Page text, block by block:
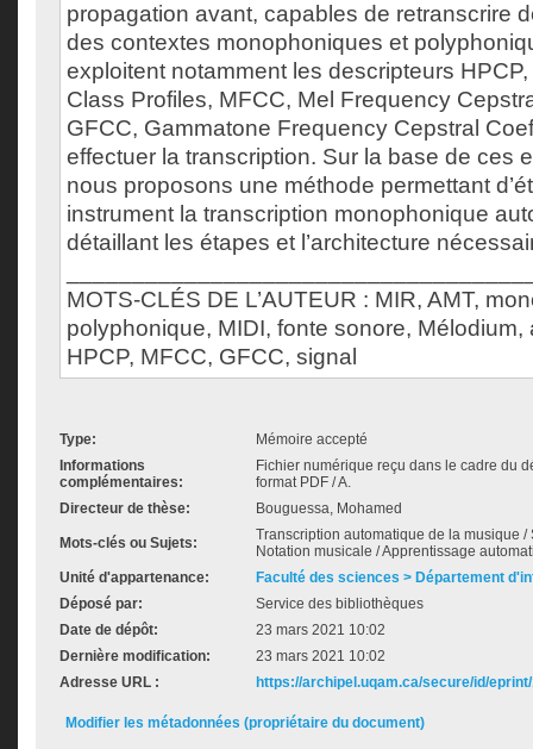
propagation avant, capables de retranscrire
des contextes monophoniques et
exploitent notamment les descripteurs
Class Profiles, MFCC, Mel Frequency
GFCC, Gammatone Frequency Cepstral
effectuer la transcription. Sur la base de ces
nous proposons une méthode permettant
instrument la transcription monophonique
détaillant les étapes et l’architecture
MOTS-CLÉS DE L’AUTEUR : MIR, AMT,
polyphonique, MIDI, fonte sonore, Mélodium,
HPCP, MFCC, GFCC, signal
Type:
Mémoire accepté
Informations
complémentaires:
Fichier numérique reçu dans le cadre du
format PDF / A.
Directeur de thèse:
Bouguessa, Mohamed
Mots-clés ou Sujets:
Transcription automatique de la musique /
Notation musicale / Apprentissage
Unité d'appartenance:
Faculté des sciences > Département
Déposé par:
Service des bibliothèques
Date de dépôt:
23 mars 2021 10:02
Dernière modification:
23 mars 2021 10:02
Adresse URL :
https://archipel.uqam.ca/secure/id/
Modifier les métadonnées (propriétaire du document)